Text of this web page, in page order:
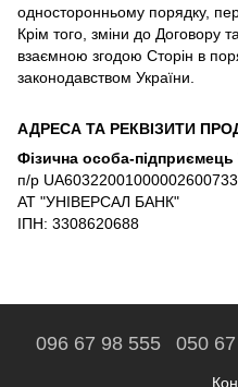
односторонньому порядку,
Крім того, зміни до Договору
взаємною згодою Сторін в
законодавством України.
АДРЕСА ТА РЕКВІЗИТИ
Фізична особа-
п/р
АТ "УНІВЕРСАЛ БАНК"
ІПН: 3308620688
096 67 98 555 050